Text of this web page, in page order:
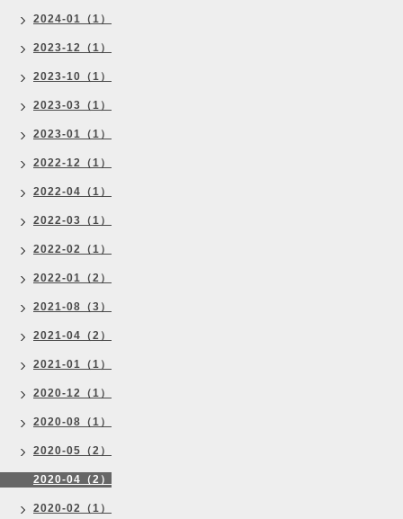
2024-01（1）
2023-12（1）
2023-10（1）
2023-03（1）
2023-01（1）
2022-12（1）
2022-04（1）
2022-03（1）
2022-02（1）
2022-01（2）
2021-08（3）
2021-04（2）
2021-01（1）
2020-12（1）
2020-08（1）
2020-05（2）
2020-04（2）
2020-02（1）